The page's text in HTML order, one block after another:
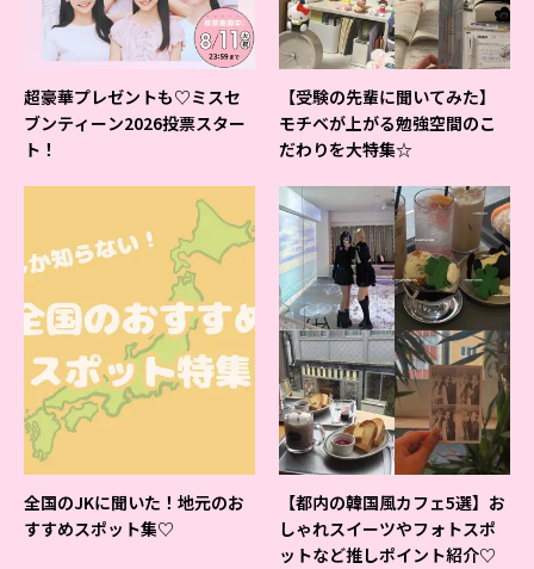
超豪華プレゼントも♡ミスセ
ブンティーン2026投票スター
ト！
【受験の先輩に聞いてみた】
モチベが上がる勉強空間のこ
だわりを大特集☆
全国のJKに聞いた！地元のお
すすめスポット集♡
【都内の韓国風カフェ5選】お
しゃれスイーツやフォトスポ
ットなど推しポイント紹介♡